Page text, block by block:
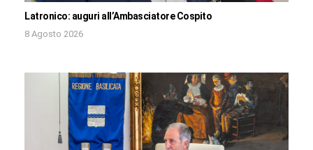
Latronico: auguri all’Ambasciatore Cospito
8 Agosto 2026